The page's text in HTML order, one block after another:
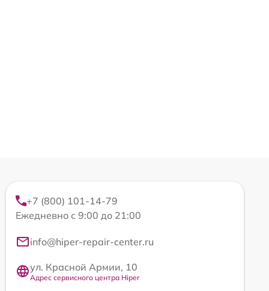
+7 (800) 101-14-79
Ежедневно с 9:00 до 21:00
info@hiper-repair-center.ru
ул. Красной Армии, 10
Адрес сервисного центра Hiper